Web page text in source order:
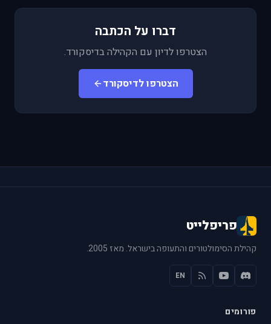
דברו על הכתבה
הצטרפו לדיון עם הקהילה בדיסקורד.
הצטרפו לדיסקורד
פריפלייט
קהילת הסימולטורים והתעופה בישראל. מאז 2005.
EN
פורומים